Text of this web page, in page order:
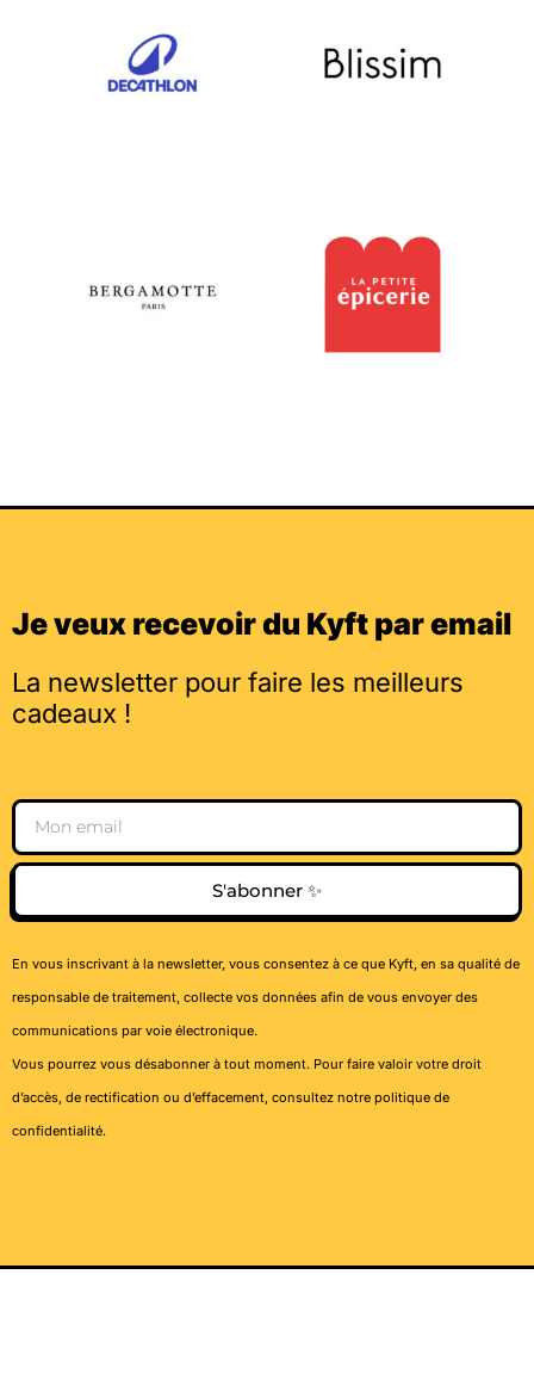
Je veux recevoir du Kyft par email
La newsletter pour faire les meilleurs
cadeaux !
Email
S'abonner ✨
En vous inscrivant à la newsletter, vous consentez à ce que Kyft, en sa qualité de
responsable de traitement, collecte vos données afin de vous envoyer des
communications par voie électronique.
Vous pourrez vous désabonner à tout moment. Pour faire valoir votre droit
d’accès, de rectification ou d’effacement, consultez notre politique de
confidentialité.